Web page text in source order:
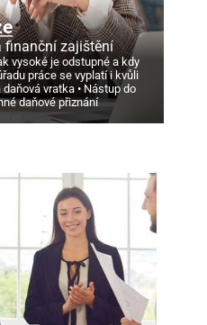
finanční zajištění
vysoké je odstupné a kdy
práce se vyplatí i kvůli
vratka
Nástup do
daňové přiznání